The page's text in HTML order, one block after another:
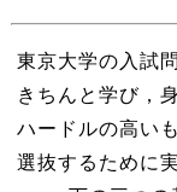
東京大学の入試
きちんと学び，
ハードルの高い
選抜するために